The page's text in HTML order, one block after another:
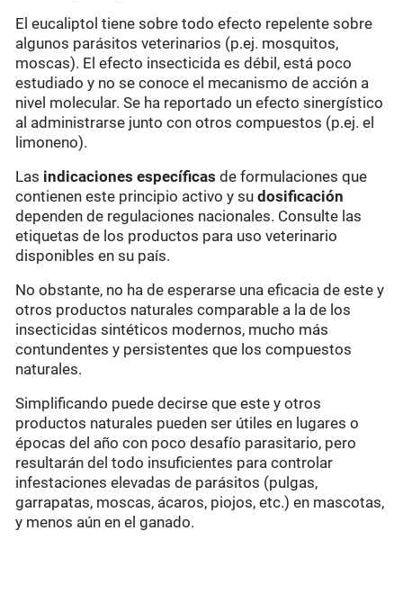
El eucaliptol tiene sobre todo efecto repelente sobre
algunos parásitos veterinarios (p.ej. mosquitos,
moscas). El efecto insecticida es débil, está poco
estudiado y no se conoce el mecanismo de acción a
nivel molecular. Se ha reportado un efecto sinergístico
al administrarse junto con otros compuestos (p.ej. el
limoneno).
Las indicaciones específicasde formulaciones que
contienen este principio activo y sudosificación
dependen de regulaciones nacionales. Consulte las
etiquetas de los productos para uso veterinario
disponibles en su país.
No obstante, no ha de esperarse una eficacia de este y
otros productos naturales comparable a la de los
insecticidas sintéticos modernos, mucho más
contundentes y persistentes que los compuestos
naturales.
Simplificando puede decirse que este y otros
productos naturales pueden ser útiles en lugares o
épocas del año con poco desafío parasitario, pero
resultarán del todo insuficientes para controlar
infestaciones elevadas de parásitos (pulgas,
garrapatas, moscas, ácaros, piojos, etc.) en mascotas,
y menos aún en el ganado.